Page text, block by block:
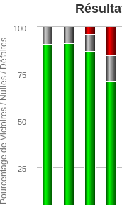
/ Nulles / Défaites
100
25
50
75